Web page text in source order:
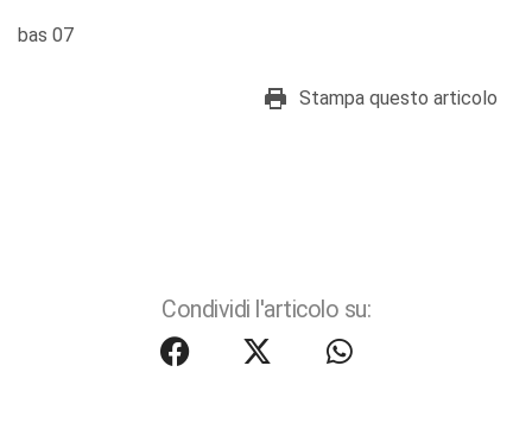
bas 07
Stampa questo articolo
Condividi l'articolo su: